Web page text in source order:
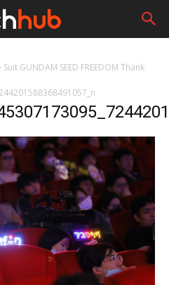
GUNDAM SEED FREEDOM Thank